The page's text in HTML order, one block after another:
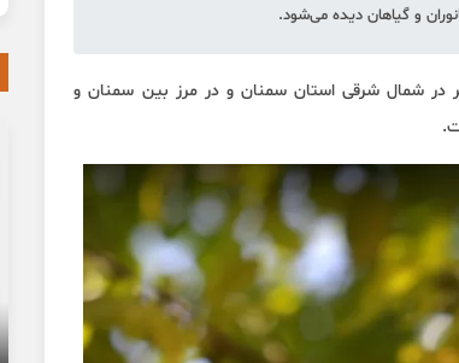
و گیاهان دیده می‌شود.
در شمال شرقی استان سمنان و در مرز بین سمنان و